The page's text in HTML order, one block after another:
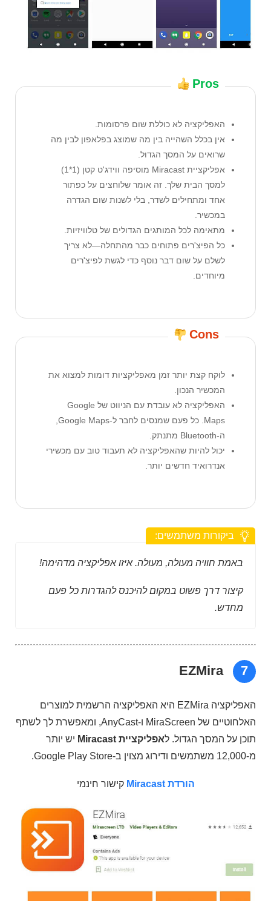
Pros
האפליקציה לא כוללת שום פרסומות.
אין בכלל השהייה בין מה שמוצג בפלאפון לבין מה
שרואים על המסך הגדול.
אפליקציית Miracast מוסיפה ווידג'ט קטן (1*1)
למסך הבית שלך. זה אומר שלוחצים על כפתור
אחד ומתחילים לשדר, בלי לשנות שום הגדרה
במכשיר.
מתאימה לכל המותגים הגדולים של טלוויזיות.
כל הפיצ'רים פתוחים כבר מהתחלה—לא צריך
לשלם על שום דבר נוסף כדי לגשת לפיצ'רים
מיוחדים.
Cons
לוקח קצת יותר זמן מאפליקציות דומות למצוא את
המכשיר הנכון.
האפליקציה לא עובדת עם הניווט של Google
ה-Bluetooth מתנתק.
יכול להיות שהאפליקציה לא תעבוד טוב עם מכשירי
אנדרואיד חדשים יותר.
ביקורות משתמשים:
באמת חוויה מעולה, מעולה. איזו אפליקציה מדהימה!
קיצור דרך פשוט במקום להיכנס להגדרות כל פעם
מחדש.
7
EZMira
האפליקציה EZMira היא האפליקציה הרשמית למוצרים
האלחוטיים של MiraScreen ו-AnyCast, ומאפשרת לך לשתף
תוכן על המסך הגדול. לאפליקציית Miracast
יש יותר
מ-12,000 משתמשים ודירוג מצוין ב-Google Play Store.
הורדת Miracast קישור חינמי